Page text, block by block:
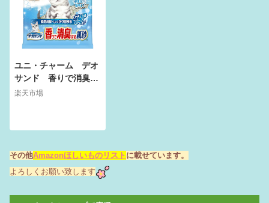
ユニ・チャーム デオ
サンド 香りで消臭す
る紙砂 猫砂 ナチュ
楽天市場
その他Amazonほしいものリスト に載せています。
よろしくお願い致します